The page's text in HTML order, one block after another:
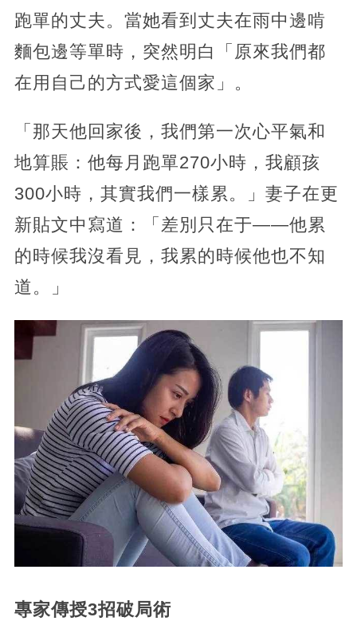
跑單的丈夫。當她看到丈夫在雨中邊啃
麵包邊等單時，突然明白「原來我們都
在用自己的方式愛這個家」。
「那天他回家後，我們第一次心平氣和
地算賬：他每月跑單270小時，我顧孩
300小時，其實我們一樣累。」妻子在更
新貼文中寫道：「差別只在于——他累
的時候我沒看見，我累的時候他也不知
道。」
專家傳授3招破局術